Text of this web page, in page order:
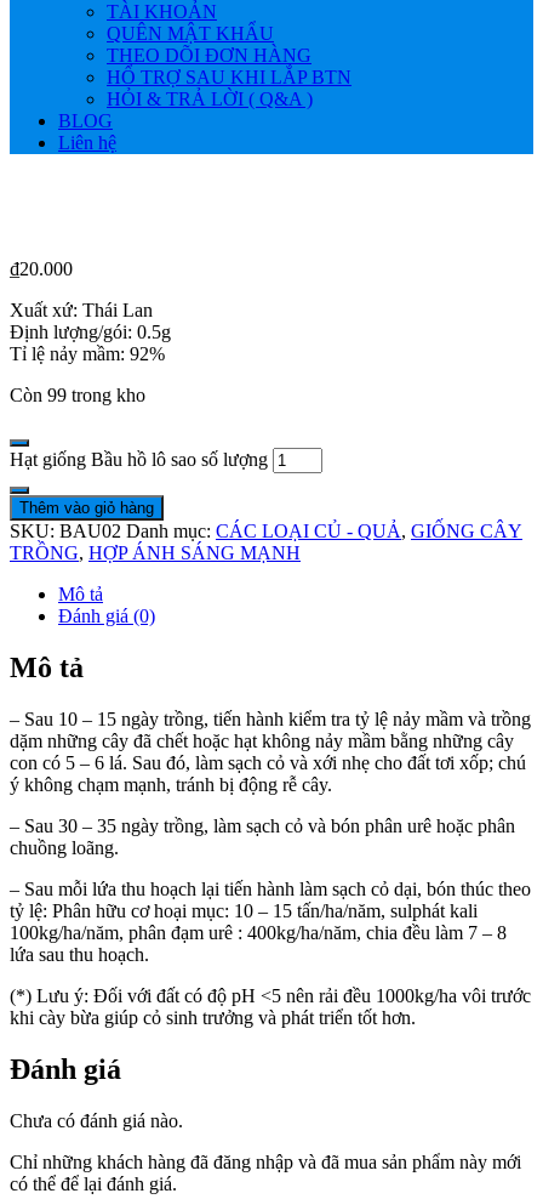
TÀI KHOẢN
QUÊN MẬT KHẨU
THEO DÕI ĐƠN HÀNG
HỔ TRỢ SAU KHI LẮP BTN
HỎI & TRẢ LỜI ( Q&A )
BLOG
Liên hệ
₫20.000
Xuất xứ: Thái Lan
Định lượng/gói: 0.5g
Tỉ lệ nảy mầm: 92%
Còn 99 trong kho
Hạt giống Bầu hồ lô sao số lượng
Thêm vào giỏ hàng
SKU: BAU02 Danh mục: CÁC LOẠI CỦ - QUẢ, GIỐNG CÂY
TRỒNG, HỢP ÁNH SÁNG MẠNH
Mô tả
Đánh giá (0)
Mô tả
– Sau 10 – 15 ngày trồng, tiến hành kiểm tra tỷ lệ nảy mầm và trồng
dặm những cây đã chết hoặc hạt không nảy mầm bằng những cây
con có 5 – 6 lá. Sau đó, làm sạch cỏ và xới nhẹ cho đất tơi xốp; chú
ý không chạm mạnh, tránh bị động rễ cây.
– Sau 30 – 35 ngày trồng, làm sạch cỏ và bón phân urê hoặc phân
chuồng loãng.
– Sau mỗi lứa thu hoạch lại tiến hành làm sạch cỏ dại, bón thúc theo
tỷ lệ: Phân hữu cơ hoại mục: 10 – 15 tấn/ha/năm, sulphát kali
100kg/ha/năm, phân đạm urê : 400kg/ha/năm, chia đều làm 7 – 8
lứa sau thu hoạch.
(*) Lưu ý: Đối với đất có độ pH <5 nên rải đều 1000kg/ha vôi trước
khi cày bừa giúp cỏ sinh trưởng và phát triển tốt hơn.
Đánh giá
Chưa có đánh giá nào.
Chỉ những khách hàng đã đăng nhập và đã mua sản phẩm này mới
có thể để lại đánh giá.